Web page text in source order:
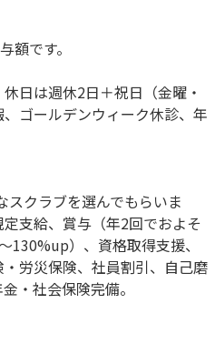
額です。
日は週休2日＋祝日（金曜・
ゴールデンウィーク休診、年
クラブを選んでもらいま
支給、賞与（年2回でおよそ
130%up）、資格取得支援、
労災保険、社員割引、自己磨
・社会保険完備。